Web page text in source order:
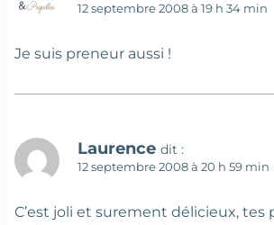
12 septembre 2008 à 19 h 34 min
Je suis preneur aussi !
Laurence dit :
12 septembre 2008 à 20 h 59 min
C’est joli et surement délicieux,